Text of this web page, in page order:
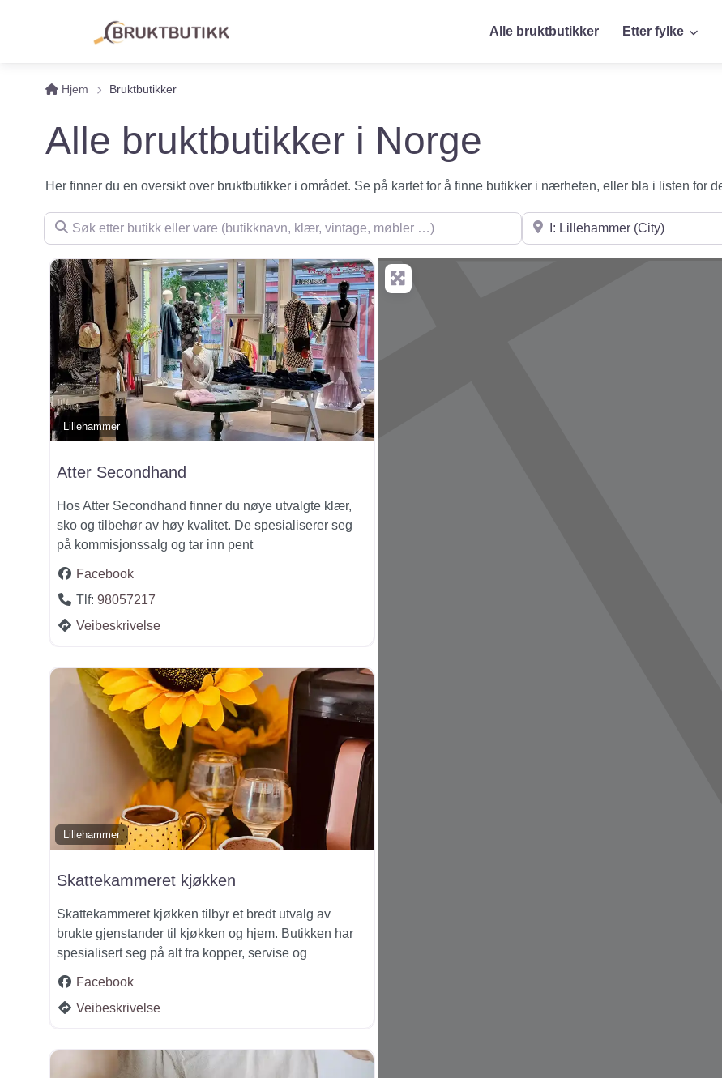
Alle bruktbutikker Etter fylke
Hjem Bruktbutikker
Alle bruktbutikker i Norge
Her finner du en oversikt over bruktbutikker i området. Se på kartet for å finne butikker i nærheten, eller bla i listen for
Søk etter butikk eller vare (butikknavn, klær, vintage, møbler …) Søk i nærheten
Lillehammer
Atter Secondhand
Hos Atter Secondhand finner du nøye utvalgte klær,
sko og tilbehør av høy kvalitet. De spesialiserer seg
på kommisjonssalg og tar inn pent
Facebook
Tlf: 98057217
Veibeskrivelse
Lillehammer
Skattekammeret kjøkken
Skattekammeret kjøkken tilbyr et bredt utvalg av
brukte gjenstander til kjøkken og hjem. Butikken har
spesialisert seg på alt fra kopper, servise og
Facebook
Veibeskrivelse